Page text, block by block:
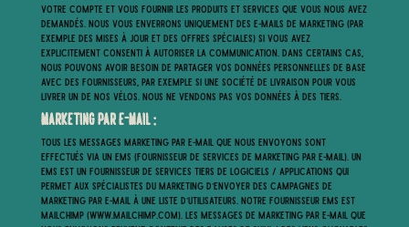
votre compte et vous fournir les produits et services que vous nous avez
demandés. Nous vous enverrons uniquement des e-mails de marketing (par
exemple des mises à jour et des offres spéciales) si vous avez
explicitement consenti à autoriser la communication. Dans certains cas,
nous pouvons avoir besoin de partager vos données personnelles de base
avec des fournisseurs, par exemple si une société de livraison pour vous
livrer un de nos vélos. Nous ne vendons pas vos données à des tiers.
Marketing par e-mail :
Tous les messages marketing par e-mail que nous envoyons sont
effectués via un EMS (fournisseur de services de marketing par e-mail). Un
EMS est un fournisseur de services tiers de logiciels / applications qui
permet aux spécialistes du marketing d’envoyer des campagnes de
marketing par e-mail à une liste d’utilisateurs. Notre fournisseur EMS est
MailChimp (www.mailchimp.com). Les messages de marketing par e-mail que